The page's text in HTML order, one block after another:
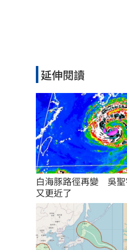
延伸閱讀
白海豚路徑再變　吳
又更近了